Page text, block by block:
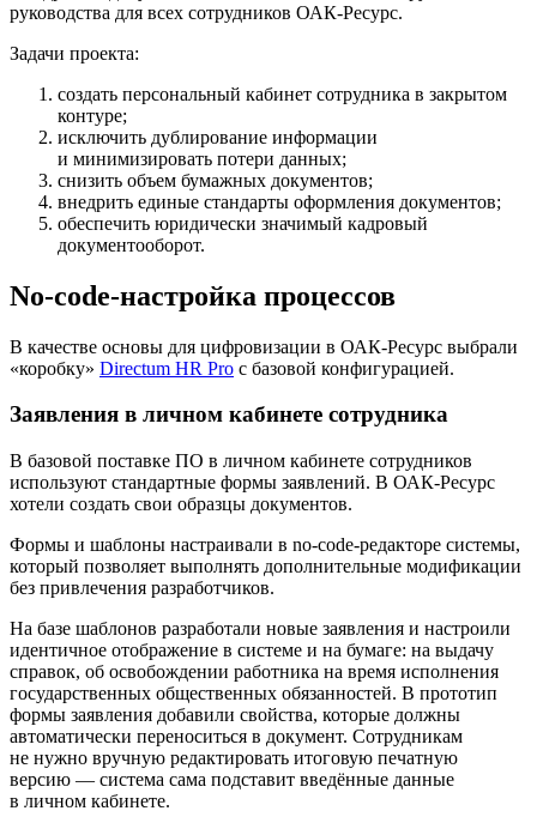
руководства для всех сотрудников ОАК-Ресурс.
Задачи проекта:
создать персональный кабинет сотрудника в закрытом
контуре;
исключить дублирование информации
и минимизировать потери данных;
снизить объем бумажных документов;
внедрить единые стандарты оформления документов;
обеспечить юридически значимый кадровый
документооборот.
No-code-настройка процессов
В качестве основы для цифровизации в ОАК-Ресурс выбрали
«коробку» Directum HR Pro с базовой конфигурацией.
Заявления в личном кабинете сотрудника
В базовой поставке ПО в личном кабинете сотрудников
используют стандартные формы заявлений. В ОАК-Ресурс
хотели создать свои образцы документов.
Формы и шаблоны настраивали в no-code-редакторе системы,
который позволяет выполнять дополнительные модификации
без привлечения разработчиков.
На базе шаблонов разработали новые заявления и настроили
идентичное отображение в системе и на бумаге: на выдачу
справок, об освобождении работника на время исполнения
государственных общественных обязанностей. В прототип
формы заявления добавили свойства, которые должны
автоматически переноситься в документ. Сотрудникам
не нужно вручную редактировать итоговую печатную
версию — система сама подставит введённые данные
в личном кабинете.